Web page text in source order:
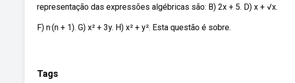
representação das expressões algébricas são: B) 2x + 5. D) x + √x.
F) n·(n + 1). G) x² + 3y. H) x² + y². Esta questão é sobre.
Tags